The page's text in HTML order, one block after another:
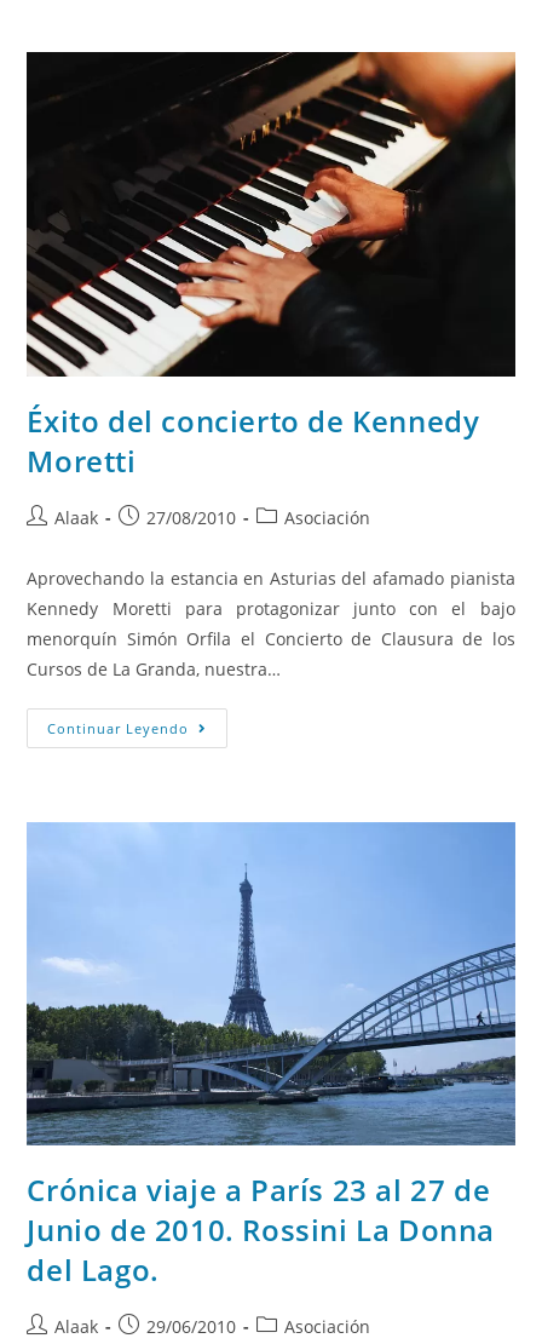
Éxito del concierto de Kennedy
Moretti
Alaak 27/08/2010 Asociación
Aprovechando la estancia en Asturias del afamado pianista
Kennedy Moretti para protagonizar junto con el bajo
menorquín Simón Orfila el Concierto de Clausura de los
Cursos de La Granda, nuestra…
Continuar Leyendo
Crónica viaje a París 23 al 27 de
Junio de 2010. Rossini La Donna
del Lago.
Alaak 29/06/2010 Asociación